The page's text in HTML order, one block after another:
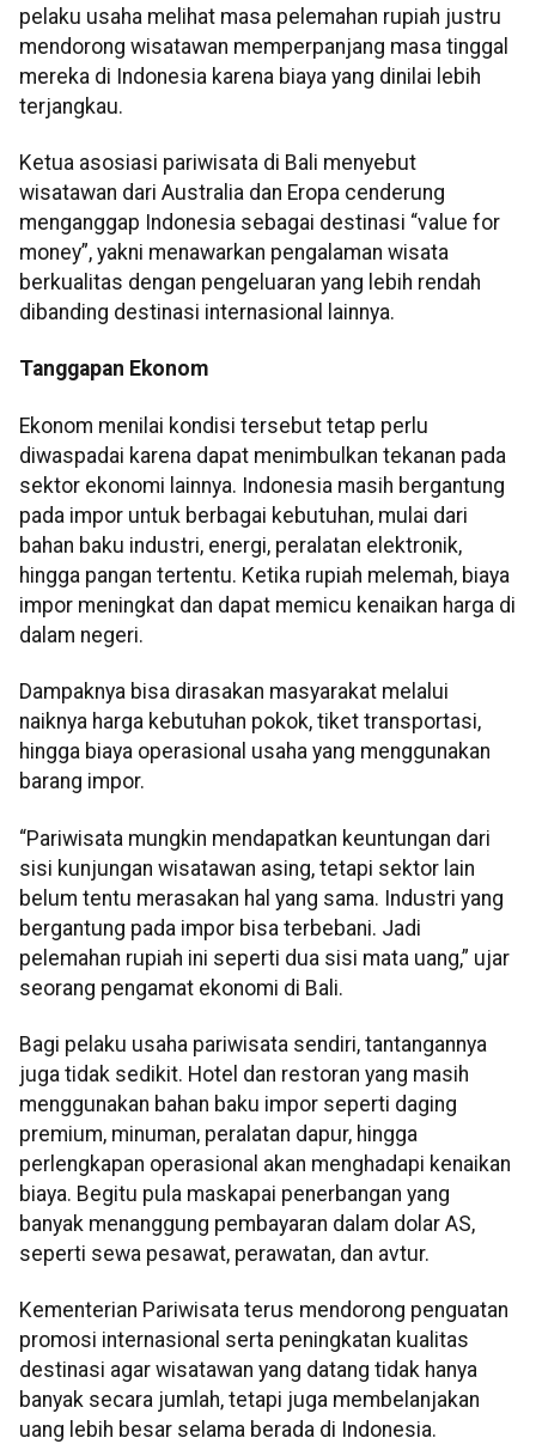
pelaku usaha melihat masa pelemahan rupiah justru
mendorong wisatawan memperpanjang masa tinggal
mereka di Indonesia karena biaya yang dinilai lebih
terjangkau.
Ketua asosiasi pariwisata di Bali menyebut
wisatawan dari Australia dan Eropa cenderung
menganggap Indonesia sebagai destinasi “value for
money”, yakni menawarkan pengalaman wisata
berkualitas dengan pengeluaran yang lebih rendah
dibanding destinasi internasional lainnya.
Tanggapan Ekonom
Ekonom menilai kondisi tersebut tetap perlu
diwaspadai karena dapat menimbulkan tekanan pada
sektor ekonomi lainnya. Indonesia masih bergantung
pada impor untuk berbagai kebutuhan, mulai dari
bahan baku industri, energi, peralatan elektronik,
hingga pangan tertentu. Ketika rupiah melemah, biaya
impor meningkat dan dapat memicu kenaikan harga di
dalam negeri.
Dampaknya bisa dirasakan masyarakat melalui
naiknya harga kebutuhan pokok, tiket transportasi,
hingga biaya operasional usaha yang menggunakan
barang impor.
“Pariwisata mungkin mendapatkan keuntungan dari
sisi kunjungan wisatawan asing, tetapi sektor lain
belum tentu merasakan hal yang sama. Industri yang
bergantung pada impor bisa terbebani. Jadi
pelemahan rupiah ini seperti dua sisi mata uang,” ujar
seorang pengamat ekonomi di Bali.
Bagi pelaku usaha pariwisata sendiri, tantangannya
juga tidak sedikit. Hotel dan restoran yang masih
menggunakan bahan baku impor seperti daging
premium, minuman, peralatan dapur, hingga
perlengkapan operasional akan menghadapi kenaikan
biaya. Begitu pula maskapai penerbangan yang
banyak menanggung pembayaran dalam dolar AS,
seperti sewa pesawat, perawatan, dan avtur.
Kementerian Pariwisata terus mendorong penguatan
promosi internasional serta peningkatan kualitas
destinasi agar wisatawan yang datang tidak hanya
banyak secara jumlah, tetapi juga membelanjakan
uang lebih besar selama berada di Indonesia.